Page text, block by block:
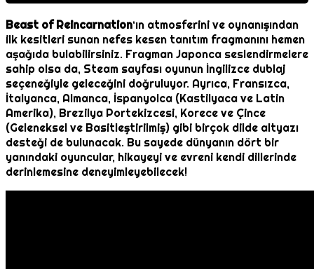
Beast of Reincarnation‘ın atmosferini ve oynanışından
ilk kesitleri sunan nefes kesen tanıtım fragmanını hemen
aşağıda bulabilirsiniz. Fragman Japonca seslendirmelere
sahip olsa da, Steam sayfası oyunun İngilizce dublaj
seçeneğiyle geleceğini doğruluyor. Ayrıca, Fransızca,
İtalyanca, Almanca, İspanyolca (Kastilyaca ve Latin
Amerika), Brezilya Portekizcesi, Korece ve Çince
(Geleneksel ve Basitleştirilmiş) gibi birçok dilde altyazı
desteği de bulunacak. Bu sayede dünyanın dört bir
yanındaki oyuncular, hikayeyi ve evreni kendi dillerinde
derinlemesine deneyimleyebilecek!